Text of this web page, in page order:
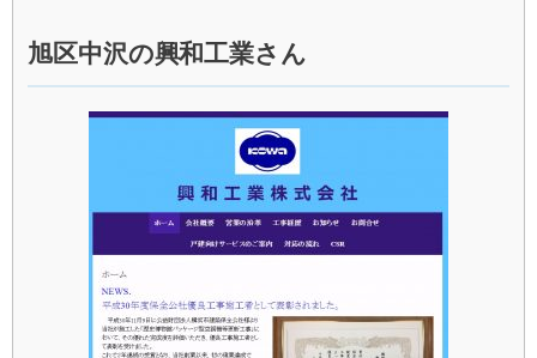
旭区中沢の興和工業さん